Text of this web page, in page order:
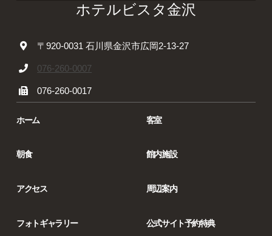
ホテルビスタ金沢
〒920-0031 石川県金沢市広岡2-13-27
076-260-0007
076-260-0017
ホーム 客室
朝食 館内施設
アクセス 周辺案内
フォトギャラリー 公式サイト予約特典